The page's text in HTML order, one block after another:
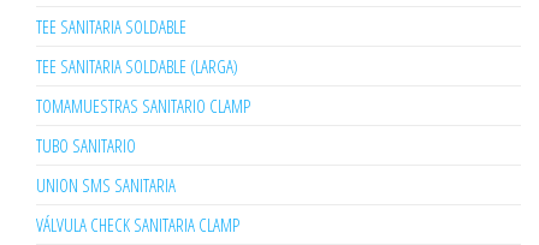
TEE SANITARIA SOLDABLE
TEE SANITARIA SOLDABLE (LARGA)
TOMAMUESTRAS SANITARIO CLAMP
TUBO SANITARIO
UNION SMS SANITARIA
VÁLVULA CHECK SANITARIA CLAMP